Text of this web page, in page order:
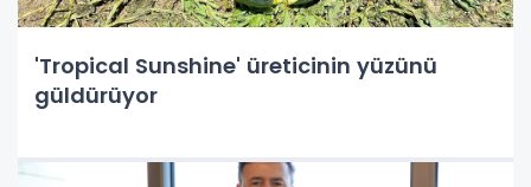
'Tropical Sunshine' üreticinin yüzünü
güldürüyor